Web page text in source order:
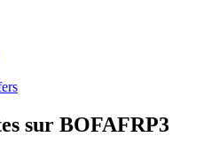
sur BOFAFRP3